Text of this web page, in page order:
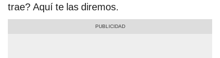
trae? Aquí te las diremos.